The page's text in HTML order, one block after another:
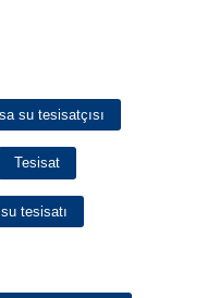
su tesisatçısı
Tesisat
su tesisatı